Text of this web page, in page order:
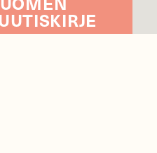
UUTIS­KIRJE